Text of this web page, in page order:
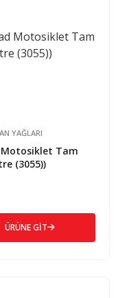
YAĞLARI
Motosiklet Tam
(3055))
ÜRÜNE GİT